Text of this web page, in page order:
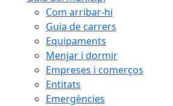
Com arribar-hi
Guia de carrers
Equipaments
Menjar i dormir
Empreses i comerços
Entitats
Emergències